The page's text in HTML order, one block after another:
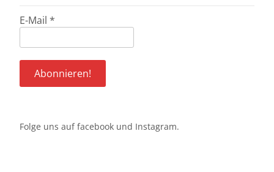
E-Mail *
Folge uns auffacebook und Instagram.